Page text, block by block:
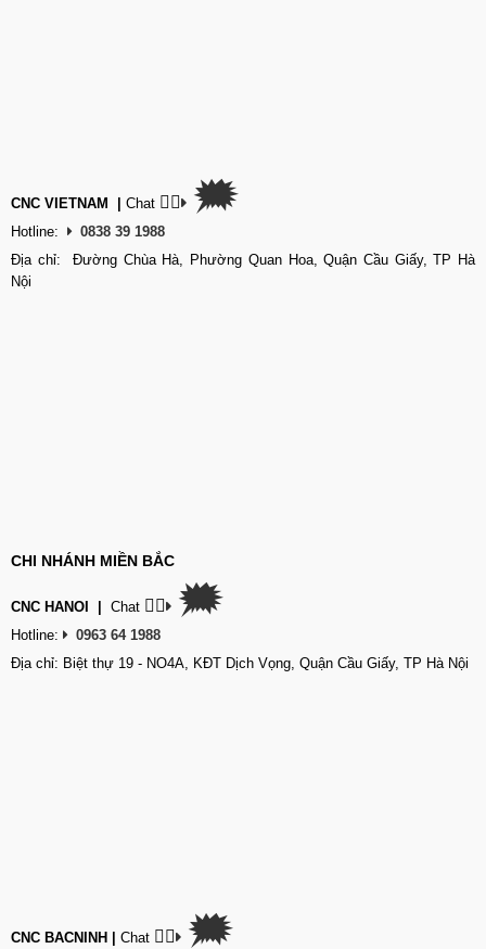
CNC VIETNAM Chat 👉🏽 🗯
Hotline:
0838 39 1988
Địa chỉ: Đường Chùa Hà, Phường Quan Hoa, Quận Cầu Giấy, TP Hà
Nội
CHI NHÁNH MIỀN BẮC
CNC HANOI Chat 👉🏽 🗯
Hotline:
0963 64 1988
Địa chỉ: Biệt thự 19 - NO4A, KĐT Dịch Vọng, Quận Cầu Giấy, TP Hà Nội
CNC BACNINH Chat 👉🏽 🗯